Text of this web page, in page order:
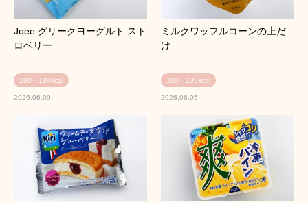
Joee グリークヨーグルト スト
ロベリー
100～199kcal
2026.06.09
ミルクワッフルコーンの上だ
け
100～199kcal
2026.06.05